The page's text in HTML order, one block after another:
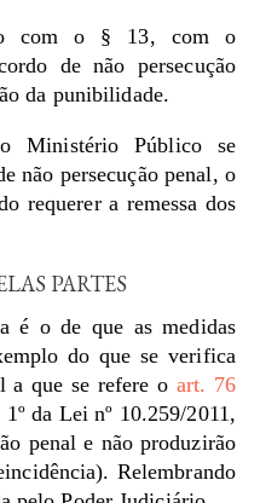
com o § 13, com o
de não persecução
da punibilidade.
Ministério Público se
não persecução penal, o
requerer a remessa dos
PARTES
é o de que as medidas
do que se verifica
a que se refere o art. 76
da Lei nº 10.259/2011,
penal e não produzirão
Relembrando